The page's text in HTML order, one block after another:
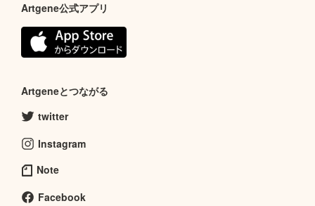
Artgene公式アプリ
Artgeneとつながる
twitter
Instagram
Note
Facebook